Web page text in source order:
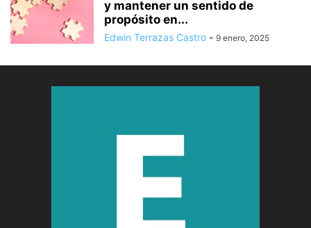
y mantener un sentido de
propósito en...
Edwin Terrazas Castro - 9 enero, 2025